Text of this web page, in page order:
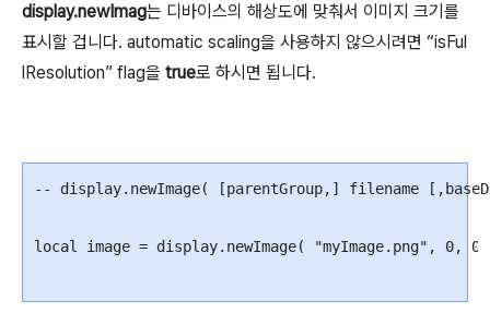
display.newImag는 디바이스의 해상도에 맞춰서 이미지 크기를
표시할 겁니다. automatic scaling을 사용하지 않으시려면 “isFul
lResolution” flag을 true로 하시면 됩니다.
-- display.newImage( [parentGroup,] filename
local image = display. newImage( "myImage.png" , 0, 0